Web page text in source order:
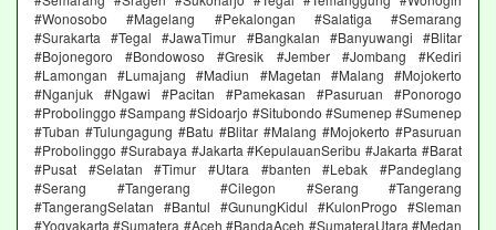
#Wonosobo #Magelang #Pekalongan #Salatiga #Semarang
#Surakarta #Tegal #JawaTimur #Bangkalan #Banyuwangi #Blitar
#Bojonegoro #Bondowoso #Gresik #Jember #Jombang #Kediri
#Lamongan #Lumajang #Madiun #Magetan #Malang #Mojokerto
#Nganjuk #Ngawi #Pacitan #Pamekasan #Pasuruan #Ponorogo
#Probolinggo #Sampang #Sidoarjo #Situbondo #Sumenep #Sumenep
#Tuban #Tulungagung #Batu #Blitar #Malang #Mojokerto #Pasuruan
#Probolinggo #Surabaya #Jakarta #KepulauanSeribu #Jakarta #Barat
#Pusat #Selatan #Timur #Utara #banten #Lebak #Pandeglang
#Serang #Tangerang #Cilegon #Serang #Tangerang
#TangerangSelatan #Bantul #GunungKidul #KulonProgo #Sleman
#Yogyakarta #Sumatera #Aceh #BandaAceh #SumateraUtara #Medan